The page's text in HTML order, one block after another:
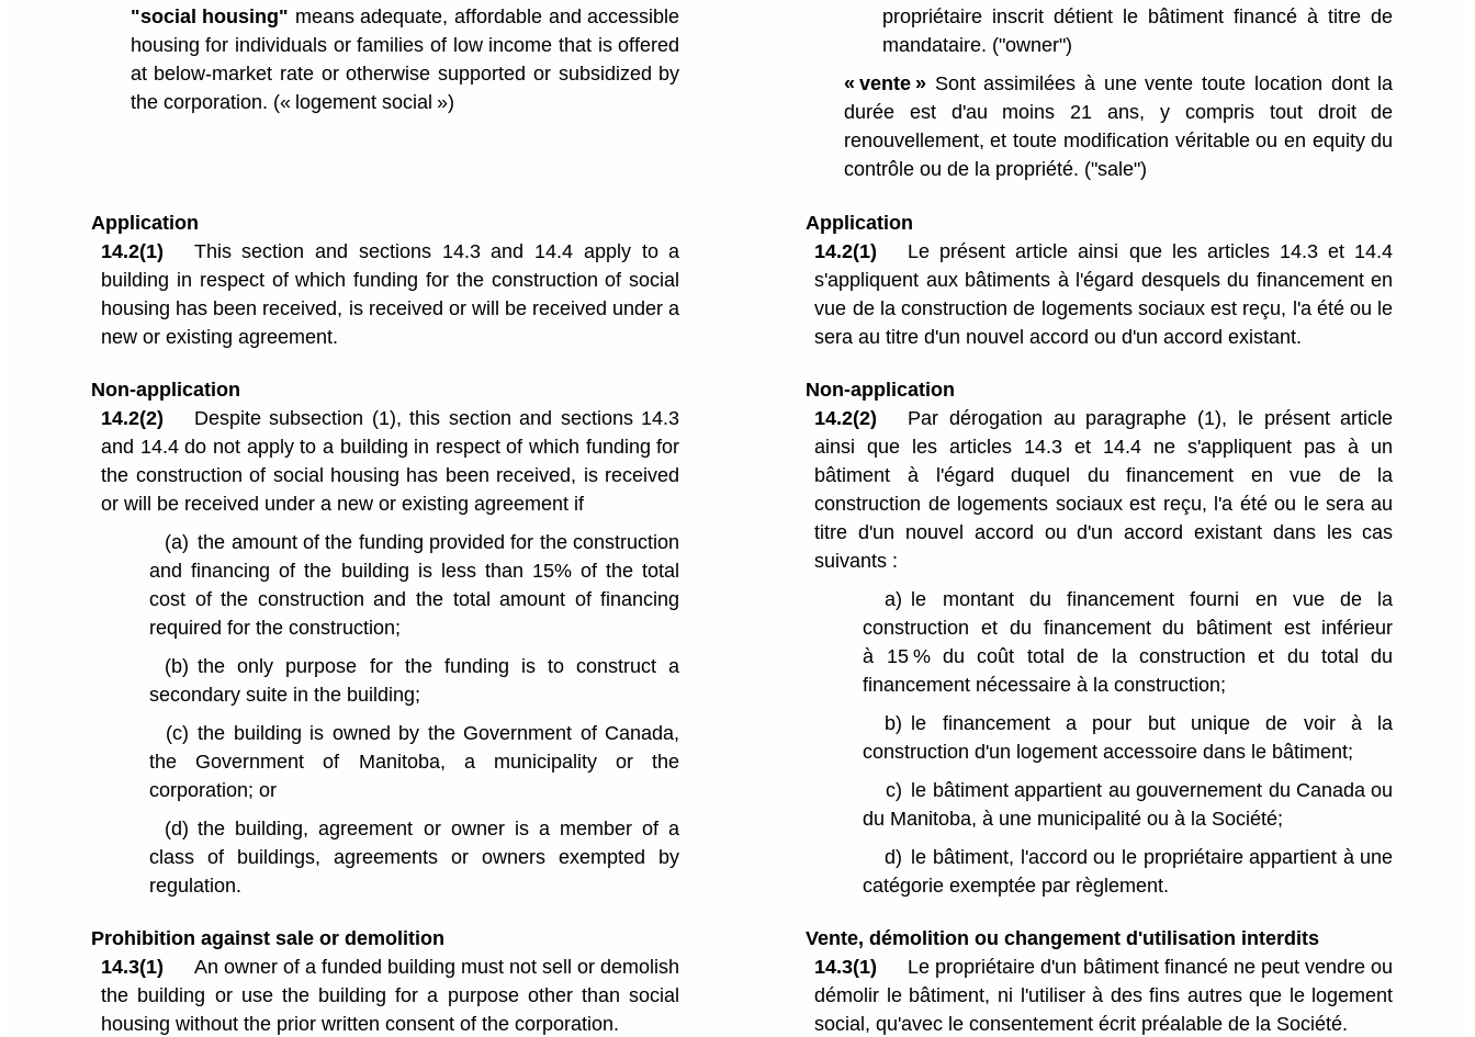
"social housing" means adequate, affordable and accessible
housing for individuals or families of low income that is offered
at below-market rate or otherwise supported or subsidized by
the corporation. (« logement social »)
propriétaire inscrit détient le bâtiment financé à titre de
mandataire. ("owner")
« vente » Sont assimilées à une vente toute location dont la
durée est d'au moins 21 ans, y compris tout droit de
renouvellement, et toute modification véritable ou en equity du
contrôle ou de la propriété. ("sale")
Application
14.2(1)
This section and sections 14.3 and 14.4 apply to a
building in respect of which funding for the construction of social
housing has been received, is received or will be received under a
new or existing agreement.
Application
14.2(1)
Le présent article ainsi que les articles 14.3 et 14.4
s'appliquent aux bâtiments à l'égard desquels du financement en
vue de la construction de logements sociaux est reçu, l'a été ou le
sera au titre d'un nouvel accord ou d'un accord existant.
Non-application
14.2(2)
Despite subsection (1), this section and sections 14.3
and 14.4 do not apply to a building in respect of which funding for
the construction of social housing has been received, is received
or will be received under a new or existing agreement if
(a) the amount of the funding provided for the construction
and financing of the building is less than 15% of the total
cost of the construction and the total amount of financing
required for the construction;
(b) the only purpose for the funding is to construct a
secondary suite in the building;
(c) the building is owned by the Government of Canada,
the Government of Manitoba, a municipality or the
corporation; or
(d) the building, agreement or owner is a member of a
class of buildings, agreements or owners exempted by
regulation.
Non-application
14.2(2)
Par dérogation au paragraphe (1), le présent article
ainsi que les articles 14.3 et 14.4 ne s'appliquent pas à un
bâtiment à l'égard duquel du financement en vue de la
construction de logements sociaux est reçu, l'a été ou le sera au
titre d'un nouvel accord ou d'un accord existant dans les cas
suivants :
a)
le montant du financement fourni en vue de la
construction et du financement du bâtiment est inférieur
à 15 % du coût total de la construction et du total du
financement nécessaire à la construction;
b)
le financement a pour but unique de voir à la
construction d'un logement accessoire dans le bâtiment;
c) le bâtiment appartient au gouvernement du Canada ou
du Manitoba, à une municipalité ou à la Société;
d) le bâtiment, l'accord ou le propriétaire appartient à une
catégorie exemptée par règlement.
Prohibition against sale or demolition
14.3(1)
An owner of a funded building must not sell or demolish
the building or use the building for a purpose other than social
housing without the prior written consent of the corporation.
Vente, démolition ou changement d'utilisation interdits
14.3(1)
Le propriétaire d'un bâtiment financé ne peut vendre ou
démolir le bâtiment, ni l'utiliser à des fins autres que le logement
social, qu'avec le consentement écrit préalable de la Société.